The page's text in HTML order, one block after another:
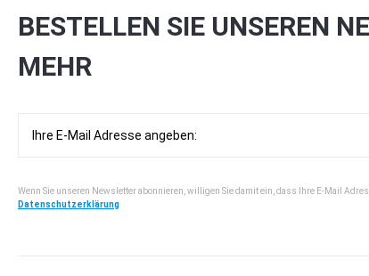
BESTELLEN SIE UNSEREN
MEHR
Wenn Sie unseren Newsletter abonnieren, willigen Sie damit ein, dass Ihre E-Mail
Datenschutzerklärung